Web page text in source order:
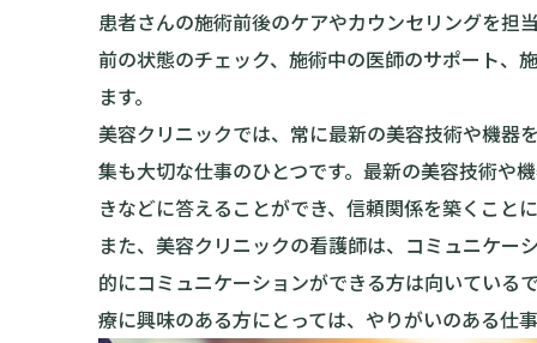
患者さんの施術前後のケアやカウンセリングを担
前の状態のチェック、施術中の医師のサポート、
ます。
美容クリニックでは、常に最新の美容技術や機器
集も大切な仕事のひとつです。最新の美容技術や
きなどに答えることができ、信頼関係を築くことに
また、美容クリニックの看護師は、コミュニケー
的にコミュニケーションができる方は向いている
療に興味のある方にとっては、やりがいのある仕事